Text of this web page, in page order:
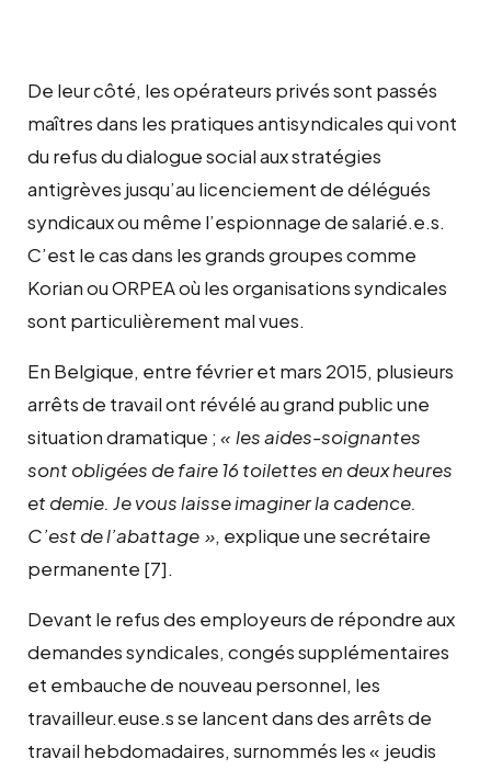
De leur côté, les opérateurs privés sont passés
maîtres dans les pratiques antisyndicales qui vont
du refus du dialogue social aux stratégies
antigrèves jusqu’au licenciement de délégués
syndicaux ou même l’espionnage de salarié.e.s.
C’est le cas dans les grands groupes comme
Korian ou ORPEA où les organisations syndicales
sont particulièrement mal vues.
En Belgique, entre février et mars 2015, plusieurs
arrêts de travail ont révélé au grand public une
situation dramatique ; « les aides-soignantes
sont obligées de faire 16 toilettes en deux heures
et demie. Je vous laisse imaginer la cadence.
C’est de l’abattage », explique une secrétaire
permanente [7].
Devant le refus des employeurs de répondre aux
demandes syndicales, congés supplémentaires
et embauche de nouveau personnel, les
travailleur.euse.s se lancent dans des arrêts de
travail hebdomadaires, surnommés les « jeudis